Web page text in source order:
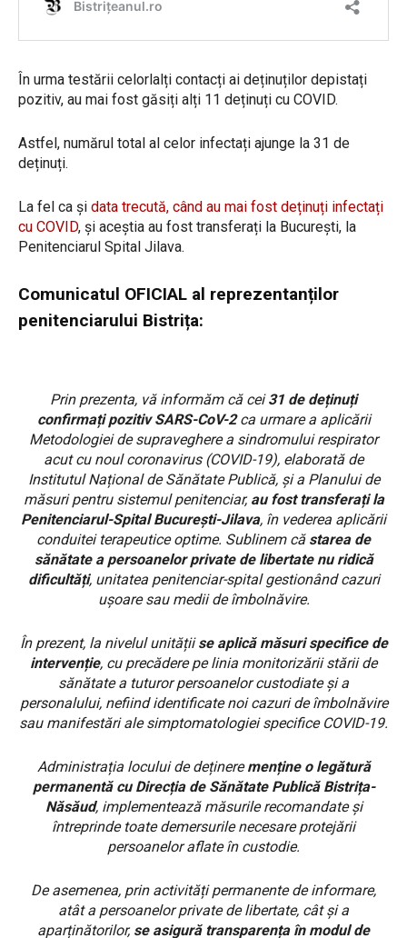
În urma testării celorlalți contacți ai deținuților depistați
pozitiv, au mai fost găsiți alți 11 deținuți cu COVID.
Astfel, numărul total al celor infectați ajunge la 31 de
deținuți.
La fel ca și data trecută, când au mai fost deținuți infectați
cu COVID, și aceștia au fost transferați la București, la
Penitenciarul Spital Jilava.
Comunicatul OFICIAL al reprezentanților
penitenciarului Bistrița:
Prin prezenta, vă informăm că cei31 de deținuți
confirmați pozitiv SARS-CoV-2ca urmare a aplicării
Metodologiei de supraveghere a sindromului respirator
acut cu noul coronavirus (COVID-19), elaborată de
Institutul Național de Sănătate Publică, și a Planului de
măsuri pentru sistemul penitenciar, au fost transferați la
Penitenciarul-Spital București-Jilava, în vederea aplicării
conduitei terapeutice optime. Sublinem că starea de
sănătate a persoanelor private de libertate nu ridică
dificultăți, unitatea penitenciar-spital gestionând cazuri
ușoare sau medii de îmbolnăvire.
În prezent, la nivelul unitățiise aplică măsuri specifice de
intervenție, cu precădere pe linia monitorizării stării de
sănătate a tuturor persoanelor custodiate și a
personalului, nefiind identificate noi cazuri de îmbolnăvire
sau manifestări ale simptomatologiei specifice COVID-19.
Administrația locului de dețineremenține o legătură
permanentă cu Direcția de Sănătate Publică Bistrița-
Năsăud, implementează măsurile recomandate și
întreprinde toate demersurile necesare protejării
persoanelor aflate în custodie.
De asemenea, prin activități permanente de informare,
atât a persoanelor private de libertate, cât și a
aparținătorilor, se asigură transparența în modul de